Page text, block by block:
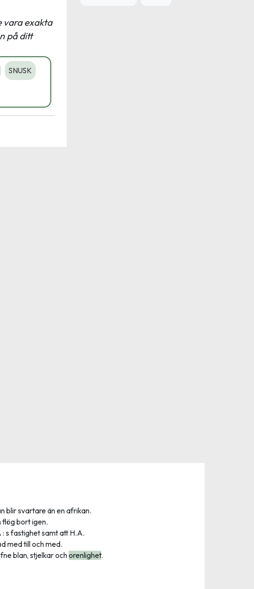
vara exakta
på ditt
SNUSK
blir svartare än en afrikan.
flög bort igen.
s fastighet samt att H.A.
med till och med.
blan, stjelkar ochorenlighet.